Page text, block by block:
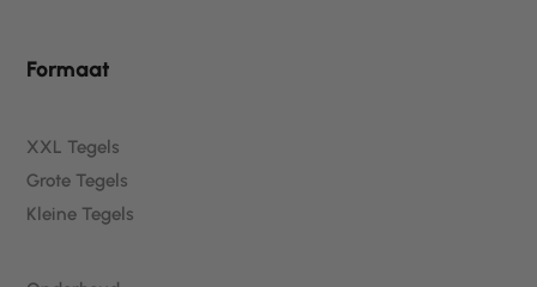
Formaat
XXL Tegels
Grote Tegels
Kleine Tegels